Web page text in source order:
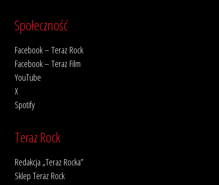
Społeczność
Facebook – Teraz Rock
Facebook – Teraz Film
YouTube
X
Spotify
Teraz Rock
Redakcja „Teraz Rocka”
Sklep Teraz Rock